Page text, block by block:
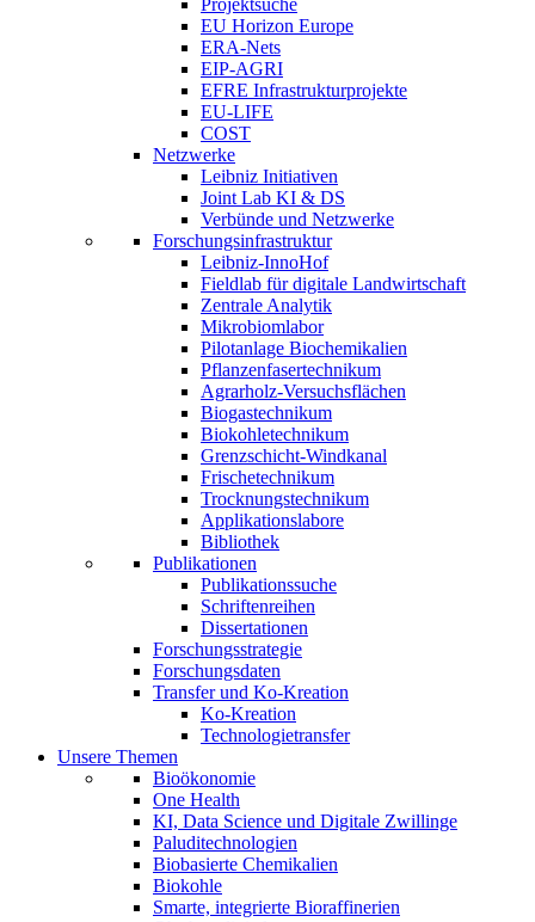
Projektsuche
EU Horizon Europe
ERA-Nets
EIP-AGRI
EFRE Infrastrukturprojekte
EU-LIFE
COST
Netzwerke
Leibniz Initiativen
Joint Lab KI & DS
Verbünde und Netzwerke
Forschungsinfrastruktur
Leibniz-InnoHof
Fieldlab für digitale Landwirtschaft
Zentrale Analytik
Mikrobiomlabor
Pilotanlage Biochemikalien
Pflanzenfasertechnikum
Agrarholz-Versuchsflächen
Biogastechnikum
Biokohletechnikum
Grenzschicht-Windkanal
Frischetechnikum
Trocknungstechnikum
Applikationslabore
Bibliothek
Publikationen
Publikationssuche
Schriftenreihen
Dissertationen
Forschungsstrategie
Forschungsdaten
Transfer und Ko-Kreation
Ko-Kreation
Technologietransfer
Unsere Themen
Bioökonomie
One Health
KI, Data Science und Digitale Zwillinge
Paluditechnologien
Biobasierte Chemikalien
Biokohle
Smarte, integrierte Bioraffinerien